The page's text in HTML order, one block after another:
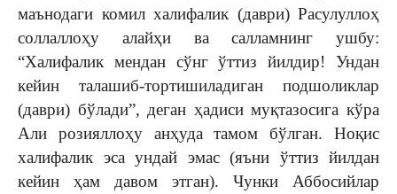
маънодаги комил халифалик (даври) Расулуллоҳ
соллаллоҳу алайҳи ва салламнинг ушбу:
“Халифалик мендан сўнг ўттиз йилдир! Ундан
кейин талашиб-тортишиладиган подшоликлар
(даври) бўлади”, деган ҳадиси муқтазосига кўра
Али розияллоҳу анҳуда тамом бўлган. Ноқис
халифалик эса ундай эмас (яъни ўттиз йилдан
кейин ҳам давом этган). Чунки Аббосийлар